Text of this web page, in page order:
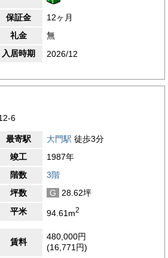
保証金
12ヶ月
礼金
無
入居時期
2026/12
6
最寄駅 大門駅 徒歩3分
竣工
1987年
階数
3階
坪数
G
28.62坪
平米
94.61m2
賃料
480,000円
(16,771円)